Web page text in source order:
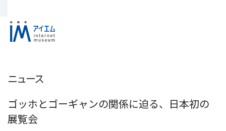
ニュース
ゴッホとゴーギャンの関係に迫る、日本初の
展覧会